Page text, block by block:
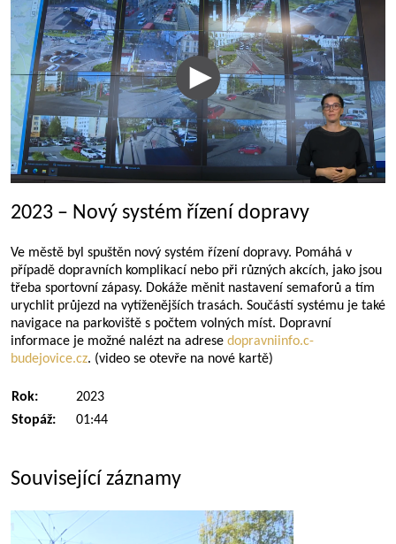
2023 – Nový systém řízení dopravy
Ve městě byl spuštěn nový systém řízení dopravy. Pomáhá v
případě dopravních komplikací nebo při různých akcích, jako jsou
třeba sportovní zápasy. Dokáže měnit nastavení semaforů a tím
urychlit průjezd na vytíženějších trasách. Součástí systému je také
navigace na parkoviště s počtem volných míst. Dopravní
informace je možné nalézt na adrese dopravniinfo.c-
budejovice.cz. (video se otevře na nové kartě)
Rok:
2023
Stopáž:
01:44
Související záznamy